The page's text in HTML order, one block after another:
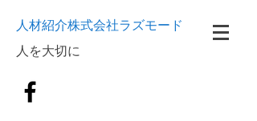
人材紹介株式会社ラズモード
​人を大切に